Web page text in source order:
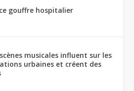
gouffre hospitalier
musicales influent sur les
urbaines et créent des